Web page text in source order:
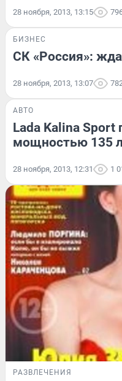
28 ноября, 2013, 13:15
БИЗНЕС
СК «Россия»:
28 ноября, 2013, 13:07
АВТО
Lada Kalina Sport
мощностью 135
28 ноября, 2013, 12:31 1
РАЗВЛЕЧЕНИЯ